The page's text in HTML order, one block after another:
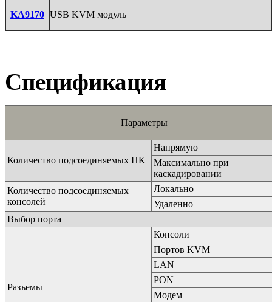
KA9170 USB KVM модуль
Спецификация
Параметры
Количество подсоединяемых ПК
Напрямую
Максимально при
каскадировании
Количество подсоединяемых
консолей
Локально
Удаленно
Выбор порта
Разъемы
Консоли
Портов KVM
LAN
PON
Модем